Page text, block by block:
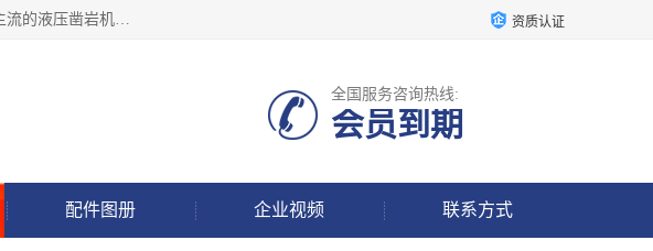
江西隧矿车辆技术服务有限公司始建于2017年，位于萍乡经济技术开发区彭高镇工业园，主营产品覆盖市面上主流的液压凿岩机设备，包括液压凿岩机配件，凿岩机钎具，凿岩机钎杆、钎尾、钎头、钻头涵盖凿岩钎具、矿用钎具等类型产品，具备研发和生产制造液压凿岩设备的先进技术，产品广泛应用于矿山开采、隧道挖掘、水利水电、地下工程建设等项目，立志成为行业内缺屈指可数的高端钎具制造工厂。 资质认证
全国服务咨询热线:
会员到期
配件图册 企业视频 联系方式